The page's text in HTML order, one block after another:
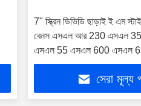
7" স্ক্রিন ডিভিডি ছাড়াই ই এম
বেনস এসএল আর 230 এসএল
এসএল 55 এসএল 600 এসএল
গাড়ি মাল্টিমিডিয়া স্টেরিও জিপিএস
সেরা মূল্য